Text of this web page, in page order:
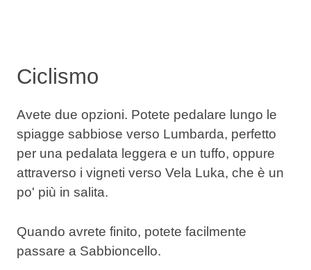
Ciclismo
Avete due opzioni. Potete pedalare lungo le
spiagge sabbiose verso Lumbarda, perfetto
per una pedalata leggera e un tuffo, oppure
attraverso i vigneti verso Vela Luka, che è un
po' più in salita.
Quando avrete finito, potete facilmente
passare a Sabbioncello.